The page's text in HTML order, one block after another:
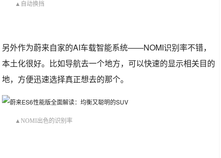
▲自动换挡
另外作为蔚来自家的AI车载智能系统——NOMI识别率不错，
本土化很好。比如导航去一个地方，可以快速的显示相关目的
地，方便迅速选择真正想去的那个。
▲NOMI出色的识别率